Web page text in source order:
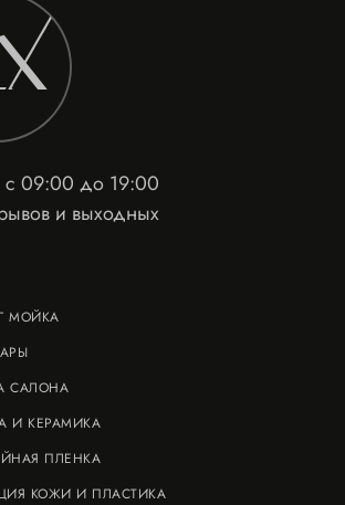
с 09:00 до 19:00
и выходных
МОЙКА
САЛОНА
И КЕРАМИКА
ПЛЕНКА
КОЖИ И ПЛАСТИКА